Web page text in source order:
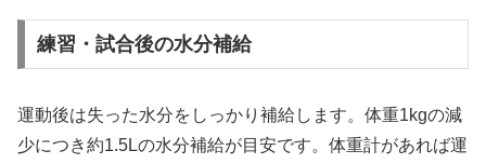
練習・試合後の水分補給
運動後は失った水分をしっかり補給します。体重1kgの減
少につき約1.5Lの水分補給が目安です。体重計があれば運